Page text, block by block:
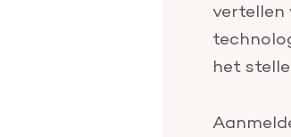
vertellen
het